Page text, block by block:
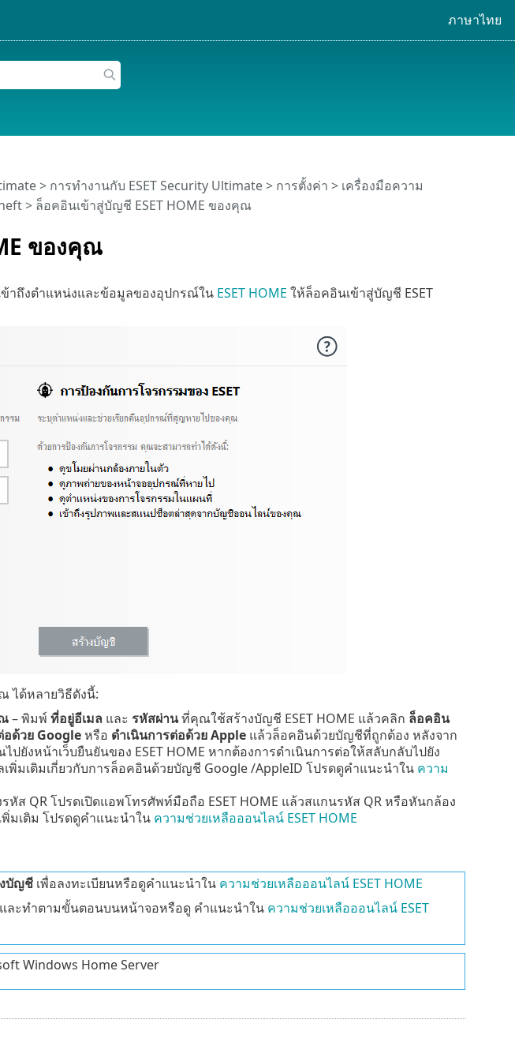
ภาษาไทย
ของคุณ
> การทำงานกับ ESET Security Ultimate> การตั้งค่า > เครื่องมือความ
> ล็อคอินเข้าสู่บัญชี ESET HOME ของคุณ
ข้าถึงตำแหน่งและข้อมูลของอุปกรณ์ใน ESET HOME ให้ล็อคอินเข้าสู่บัญชี ESET
ได้หลายวิธีดังนี้:
– พิมพ์ ที่อยู่อีเมลและ รหัสผ่านที่คุณใช้สร้างบัญชี ESET HOME แล้วคลิก ล็อคอิน
อด้วย Googleหรือ ดำเนินการต่อด้วยAppleแล้วล็อคอินด้วยบัญชีที่ถูกต้อง หลังจาก
ปยังหน้าเว็บยืนยันของ ESET HOME หากต้องการดำเนินการต่อให้สลับกลับไปยัง
พิ่มเติมเกี่ยวกับการล็อคอินด้วยบัญชี Google/AppleID โปรดดูคำแนะนำใน ความ
หัส QR โปรดเปิดแอพโทรศัพท์มือถือ ESET HOME แล้วสแกนรหัส QR หรือหันกล้อง
มเติม โปรดดูคำแนะนำใน ความช่วยเหลือออนไลน์ ESET HOME
บัญชีเพื่อลงทะเบียนหรือดูคำแนะนำใน ความช่วยเหลือออนไลน์ ESET HOME
ละทำตามขั้นตอนบนหน้าจอหรือดู คำแนะนำใน ความช่วยเหลือออนไลน์ ESET
Windows Home Server